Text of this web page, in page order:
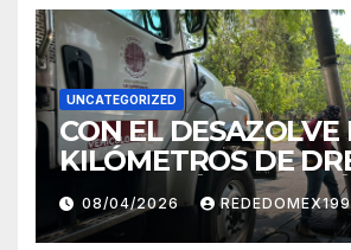
UNCATEGORIZED
CON EL DESAZOLVE
KILÓMETROS DE
EN PERIFÉRICO Y
KMS DE LA RED
08/04/2026